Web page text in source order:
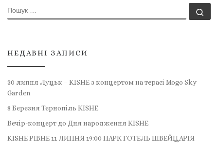
ПОШУК
НЕДАВНІ ЗАПИСИ
30 липня Луцьк – KISHE з концертом на терасі Mogo Sky
Garden
8 Березня Тернопіль KISHE
Вечір-концерт до Дня народження KISHE
KISHE РІВНЕ 11 ЛИПНЯ 19:00 ПАРК ГОТЕЛЬ ШВЕЙЦАРІЯ